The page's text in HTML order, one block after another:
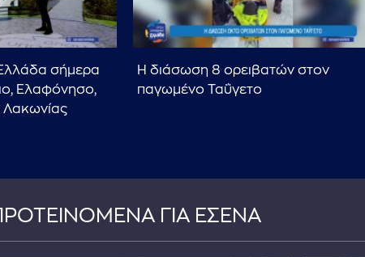
σήμερα
Ελαφόνησο,
Λακωνίας
Η διάσωση 8 ορειβατών στον
παγωμένο Ταΰγετο
ΓΙΑ ΕΣΕΝΑ